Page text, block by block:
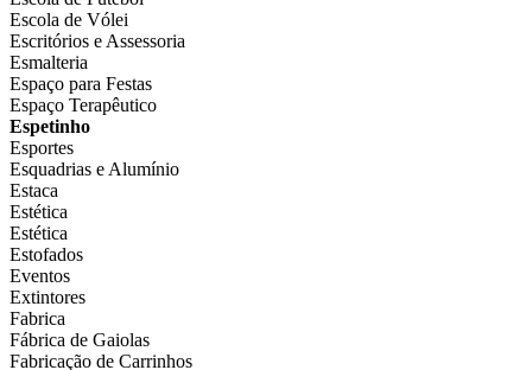
Escola de Vólei
Escritórios e Assessoria
Esmalteria
Espaço para Festas
Espaço Terapêutico
Espetinho
Esportes
Esquadrias e Alumínio
Estaca
Estética
Estética
Estofados
Eventos
Extintores
Fabrica
Fábrica de Gaiolas
Fabricação de Carrinhos